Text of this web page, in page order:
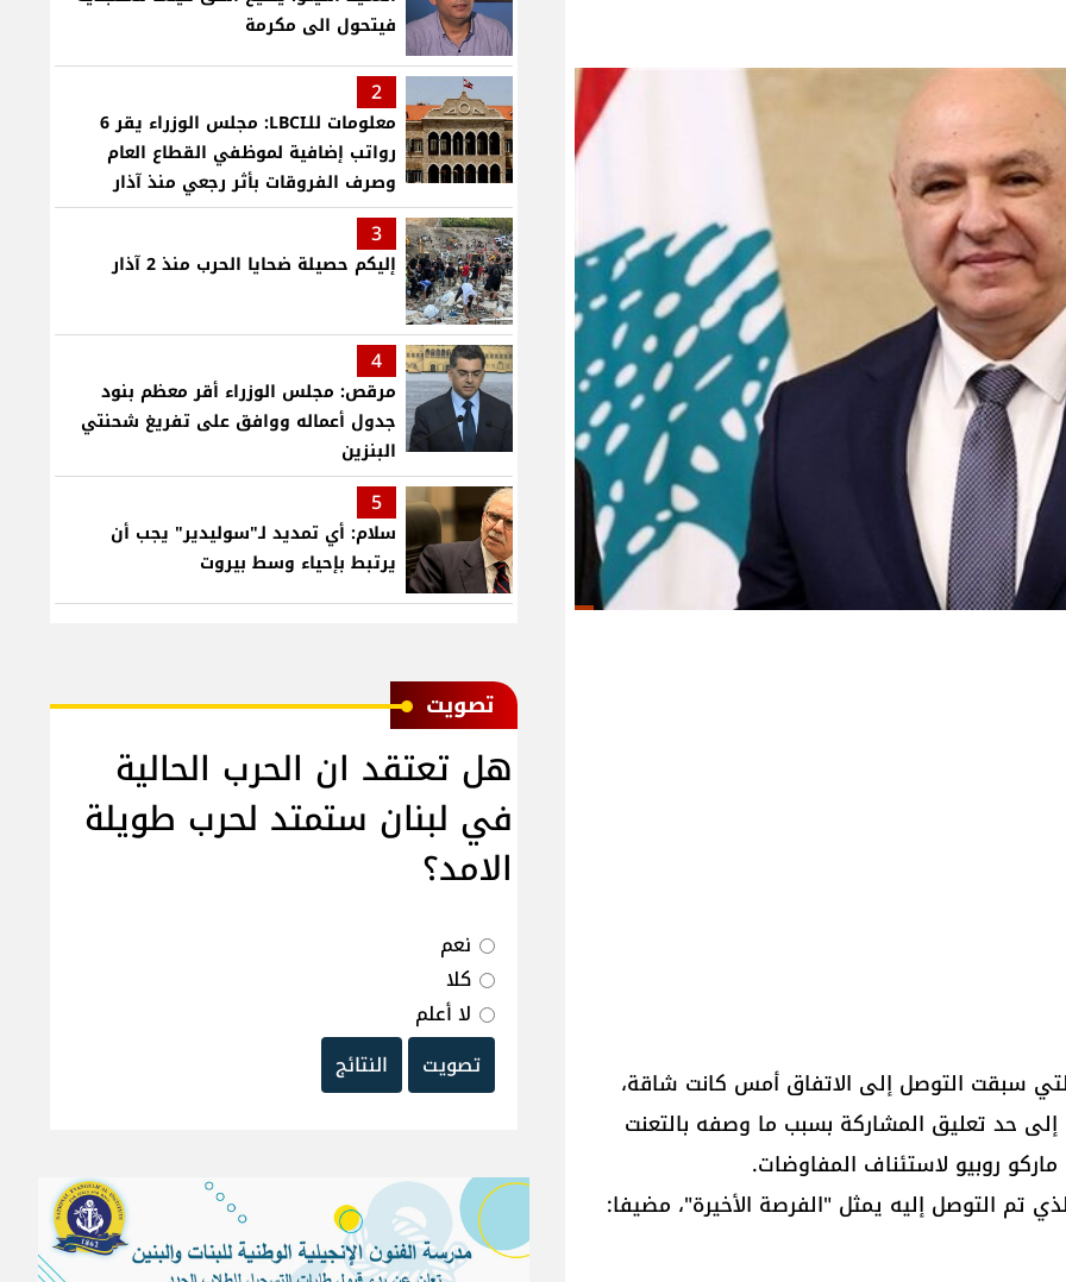
سبقت التوصل إلى الاتفاق أمس كانت شاقة،
حد تعليق المشاركة بسبب ما وصفه بالتعنت
روبيو​ لاستئناف المفاوضات.
تم التوصل إليه يمثل "الفرصة الأخيرة"، مضيفا:
فيتحول الى مكرمة
2
معلومات للـLBCI: مجلس الوزراء يقر 6
رواتب إضافية لموظفي القطاع العام
وصرف الفروقات بأثر رجعي منذ آذار
3
إليكم حصيلة ضحايا الحرب منذ 2 آذار
4
مرقص: مجلس الوزراء أقر معظم بنود
جدول أعماله ووافق على تفريغ شحنتي
البنزين
5
سلام: أي تمديد لـ"سوليدير" يجب أن
يرتبط بإحياء وسط بيروت
ﺗﺼﻮﻳﺖ
هل تعتقد ان الحرب الحالية
في لبنان ستمتد لحرب طويلة
الامد؟
نعم
كلا
لا أعلم
تصويت
النتائج